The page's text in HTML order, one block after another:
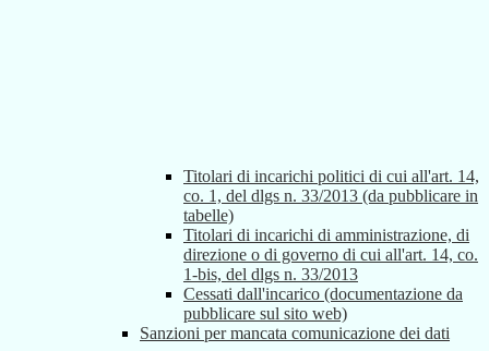
Titolari di incarichi politici di cui all'art. 14,
co. 1, del dlgs n. 33/2013 (da pubblicare in
tabelle)
Titolari di incarichi di amministrazione, di
direzione o di governo di cui all'art. 14, co.
1-bis, del dlgs n. 33/2013
Cessati dall'incarico (documentazione da
pubblicare sul sito web)
Sanzioni per mancata comunicazione dei dati